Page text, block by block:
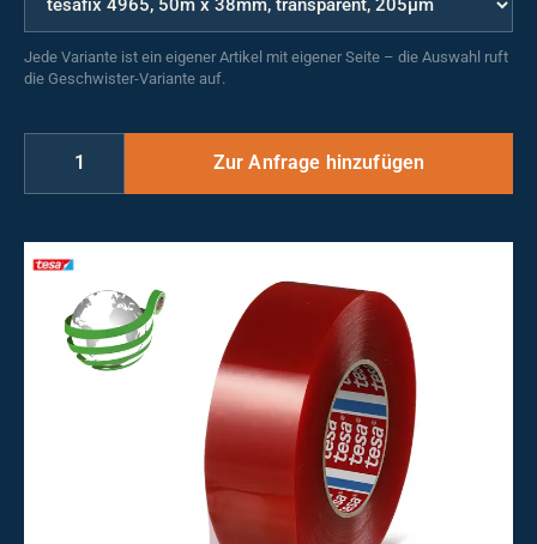
Jede Variante ist ein eigener Artikel mit eigener Seite – die Auswahl ruft
die Geschwister-Variante auf.